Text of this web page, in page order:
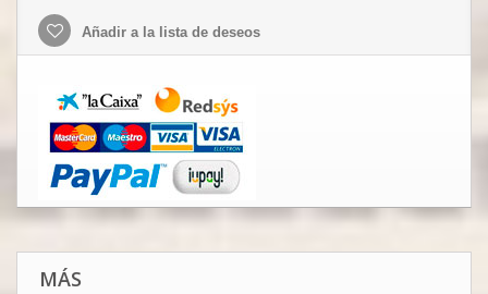
Añadir a la lista de deseos
MÁS